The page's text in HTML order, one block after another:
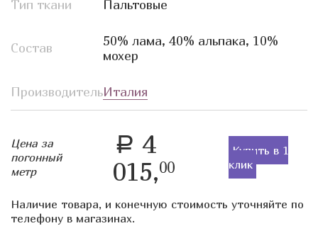
Тип ткани Пальтовые
Состав
50% лама, 40% альпака, 10%
мохер
ПроизводительИталия
Цена за
погонный
метр
a 4
015,00
Купить в 1
клик
Наличие товара, и конечную стоимость уточняйте по
телефону в магазинах.